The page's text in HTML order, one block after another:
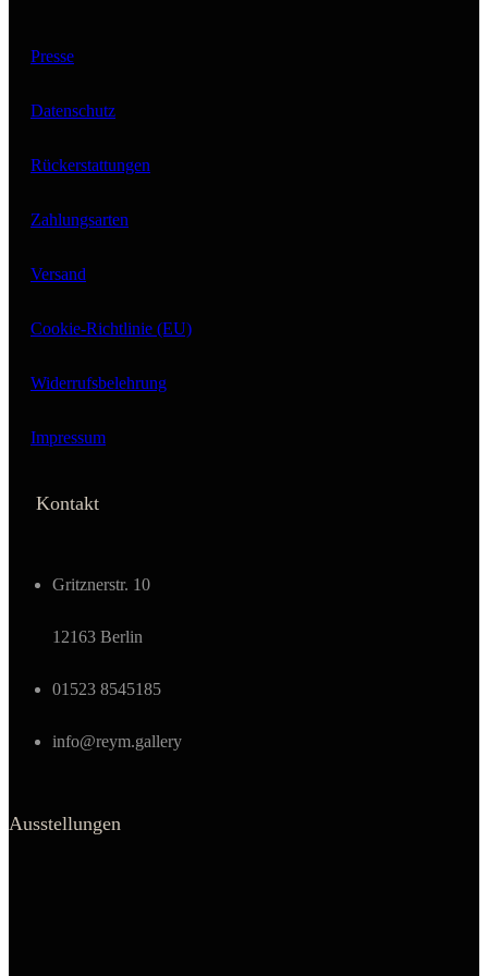
Presse
Datenschutz
Rückerstattungen
Zahlungsarten
Versand
Cookie-Richtlinie (EU)
Widerrufsbelehrung
Impressum
Kontakt
Gritznerstr. 10
12163 Berlin
01523 8545185
info@reym.gallery
Ausstellungen